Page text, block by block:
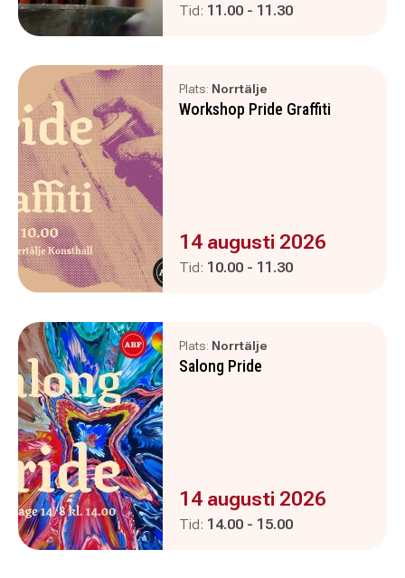
Tid: Pågår mellan
11.00 - och
11.30
Plats: Norrtälje
Workshop Pride Graffiti
Evenemanget är :
14 augusti 2026
Tid: Pågår mellan
10.00 - och
11.30
Plats: Norrtälje
Salong Pride
Evenemanget är :
14 augusti 2026
Tid: Pågår mellan
14.00 - och
15.00